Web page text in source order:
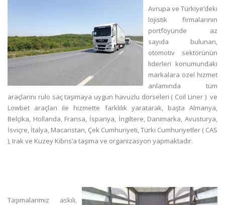
Avrupa ve Türkiye’deki
lojistik firmalarının
portföyünde az
sayıda bulunan,
otomotiv sektörünün
liderleri konumundaki
markalara özel hizmet
anlamında tüm
araçlarını rulo saç taşımaya uygun havuzlu dorseleri ( Coil Liner ) ve
Lowbet araçları ile hizmette farklılık yaratarak, başta Almanya,
Belçika, Hollanda, Fransa, İspanya, İngiltere, Danimarka, Avusturya,
İsviçre, İtalya, Macaristan, Çek Cumhuriyeti, Türki Cumhuriyetler ( CAS
), Irak ve Kuzey Kıbrıs‘a taşıma ve organizasyon yapmaktadır.
Taşımalarımız askılı,